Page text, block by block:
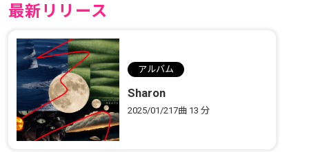
最新リリース
アルバム
Sharon
2025/01/217曲 13 分